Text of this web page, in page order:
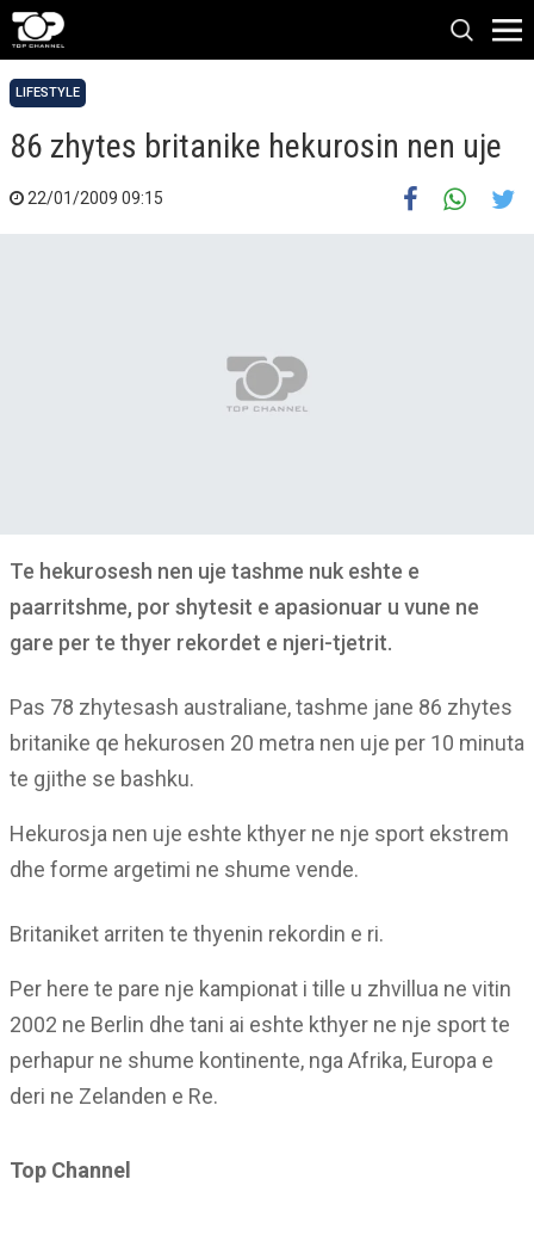
LIFESTYLE
86 zhytes britanike hekurosin nen uje
22/01/2009 09:15
Te hekurosesh nen uje tashme nuk eshte e
paarritshme, por shytesit e apasionuar u vune ne
gare per te thyer rekordet e njeri-tjetrit.
Pas 78 zhytesash australiane, tashme jane 86 zhytes
britanike qe hekurosen 20 metra nen uje per 10 minuta
te gjithe se bashku.
Hekurosja nen uje eshte kthyer ne nje sport ekstrem
dhe forme argetimi ne shume vende.
Britaniket arriten te thyenin rekordin e ri.
Per here te pare nje kampionat i tille u zhvillua ne vitin
2002 ne Berlin dhe tani ai eshte kthyer ne nje sport te
perhapur ne shume kontinente, nga Afrika, Europa e
deri ne Zelanden e Re.
Top Channel